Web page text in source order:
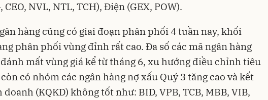
CEO, NVL, NTL, TCH), Điện (GEX, POW).
hàng cũng có giai đoạn phân phối 4 tuần nay, khối
phân phối vùng đỉnh rất cao. Đa số các mã ngân hàng
mất vùng giá kể từ tháng 6, xu hướng điều chỉnh tiêu
có nhóm các ngân hàng nợ xấu Quý 3 tăng cao và kết
(KQKD) không tốt như: BID, VPB, TCB, MBB, VIB,